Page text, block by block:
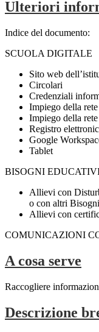
Ulteriori
Indice del documento:
SCUOLA DIGITALE
Sito web
Circolari
Credenziali
Impiego della
Impiego della
Registro
Google
Tablet
BISOGNI
Allievi con
o con altri
Allievi con
COMUNICAZIONI
A cosa serve
Raccogliere
Descrizione